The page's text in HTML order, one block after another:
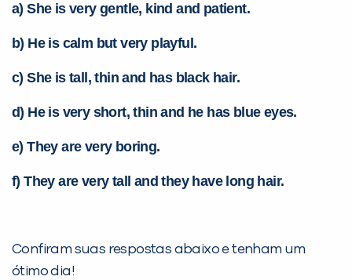
a) She is very gentle, kind and patient.
b) He is calm but very playful.
c) She is tall, thin and has black hair.
d) He is very short, thin and he has blue eyes.
e) They are very boring.
f) They are very tall and they have long hair.
Confiram suas respostas abaixo e tenham um
ótimo dia!